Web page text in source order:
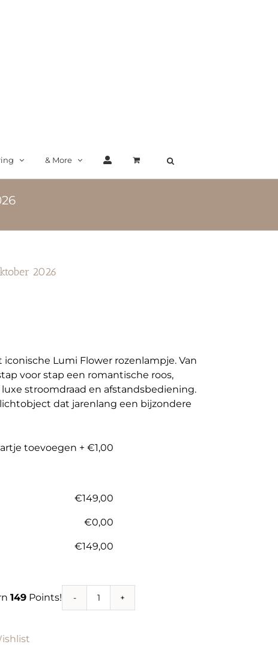
& More
2026
Lumi Flower rozenlampje. Van
voor stap een romantische roos,
stroomdraad en afstandsbediening.
dat jarenlang een bijzondere
toevoegen + €1,00
€149,00
€0,00
€149,00
149 Points!
Workshop